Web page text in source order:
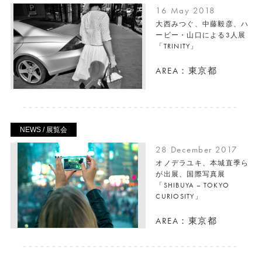
16 May 2018
大西みつぐ、中藤毅彦、ハ
ービー・山口による3人展
「TRINITY」
AREA：東京都
NEWS / 展覧会
28 December 2017
オノデラユキ、本城直季ら
が出展、国際写真展
「SHIBUYA – TOKYO
CURIOSITY」
AREA：東京都